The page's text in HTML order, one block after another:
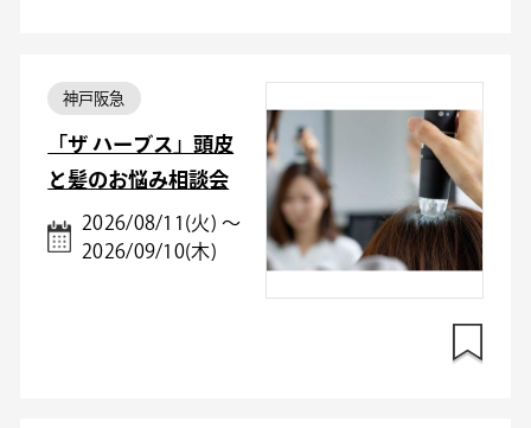
神戸阪急
「ザ ハーブス」頭皮
と髪のお悩み相談会
2026/08/11(火) ～
2026/09/10(木)